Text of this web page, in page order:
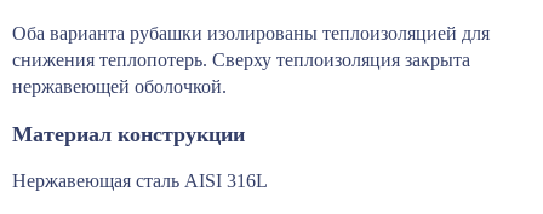
Оба варианта рубашки изолированы теплоизоляцией для
снижения теплопотерь. Сверху теплоизоляция закрыта
нержавеющей оболочкой.
Материал конструкции
Нержавеющая сталь AISI 316L